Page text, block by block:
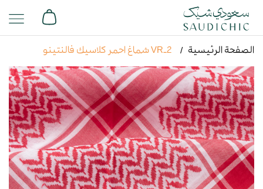
الصفحة الرئيسية VR-2 شماغ احمر كلاسيك فالنتينو